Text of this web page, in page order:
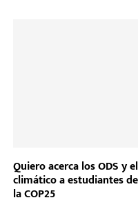
Quiero acerca los ODS y
climático a estudiantes
la COP25